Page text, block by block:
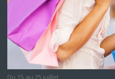
Du 15 au 25 juillet